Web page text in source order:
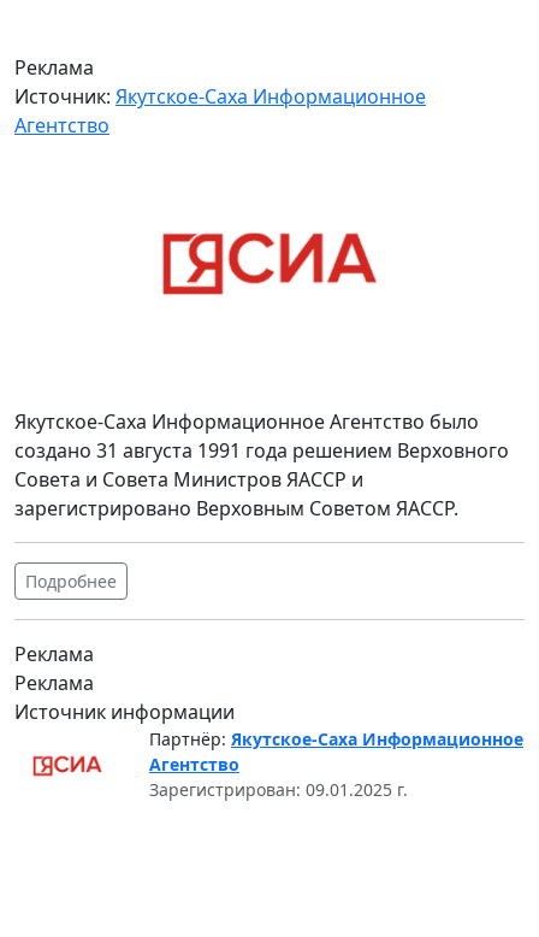
Реклама
Источник: Якутское-Саха Информационное
Агентство
Якутское-Саха Информационное Агентство было
создано 31 августа 1991 года решением Верховного
Совета и Совета Министров ЯАССР и
зарегистрировано Верховным Советом ЯАССР.
Подробнее
Реклама
Реклама
Источник информации
Партнёр: Якутское-Саха Информационное
Агентство
Зарегистрирован: 09.01.2025 г.